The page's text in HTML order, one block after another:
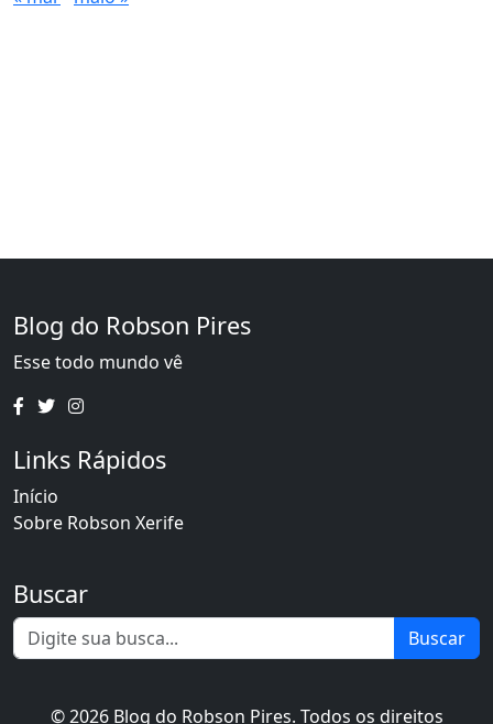
Blog do Robson Pires
Esse todo mundo vê
Links Rápidos
Início
Sobre Robson Xerife
Buscar
Buscar
© 2026 Blog do Robson Pires. Todos os direitos